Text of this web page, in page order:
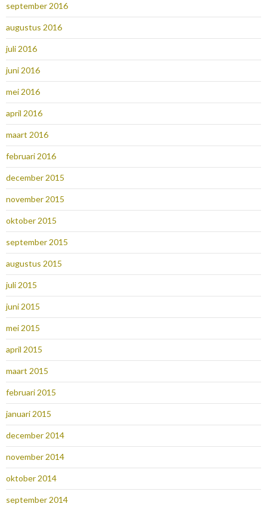
september 2016
augustus 2016
juli 2016
juni 2016
mei 2016
april 2016
maart 2016
februari 2016
december 2015
november 2015
oktober 2015
september 2015
augustus 2015
juli 2015
juni 2015
mei 2015
april 2015
maart 2015
februari 2015
januari 2015
december 2014
november 2014
oktober 2014
september 2014